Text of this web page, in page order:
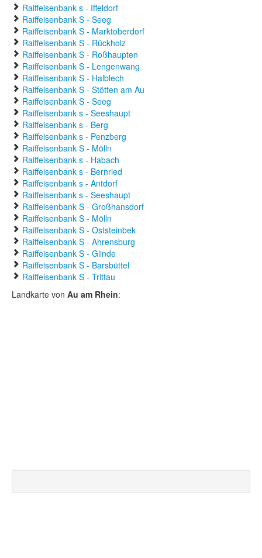
Raiffeisenbank s - Iffeldorf
Raiffeisenbank S - Seeg
Raiffeisenbank S - Marktoberdorf
Raiffeisenbank S - Rückholz
Raiffeisenbank S - Roßhaupten
Raiffeisenbank S - Lengenwang
Raiffeisenbank S - Halblech
Raiffeisenbank S - Stötten am Au
Raiffeisenbank S - Seeg
Raiffeisenbank s - Seeshaupt
Raiffeisenbank s - Berg
Raiffeisenbank s - Penzberg
Raiffeisenbank S - Mölln
Raiffeisenbank s - Habach
Raiffeisenbank s - Bernried
Raiffeisenbank s - Antdorf
Raiffeisenbank s - Seeshaupt
Raiffeisenbank S - Großhansdorf
Raiffeisenbank S - Mölln
Raiffeisenbank S - Oststeinbek
Raiffeisenbank S - Ahrensburg
Raiffeisenbank S - Glinde
Raiffeisenbank S - Barsbüttel
Raiffeisenbank S - Trittau
Landkarte von Au am Rhein: